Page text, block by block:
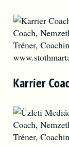
Karrier